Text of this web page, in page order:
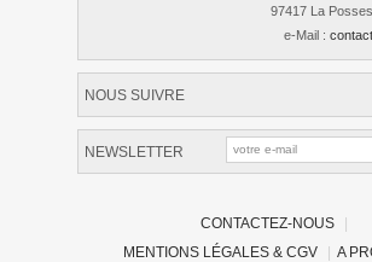
97417 La
e-Mail :
NOUS SUIVRE
NEWSLETTER
CONTACTEZ-NOUS
|
MENTIONS LÉGALES & CGV | A